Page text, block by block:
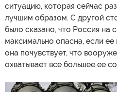
ситуацию, которая сейчас
лучшим образом. С другой
было сказано, что Россия на
максимально опасна, если
она почувствует, что
охватывает все большее ее